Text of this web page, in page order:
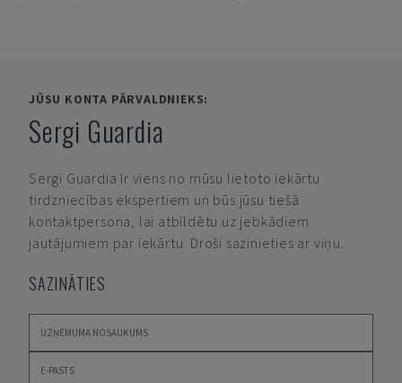
JŪSU KONTA PĀRVALDNIEKS:
Sergi Guardia
Sergi Guardia Ir viens no mūsu lietoto iekārtu
tirdzniecības ekspertiem un būs jūsu tiešā
kontaktpersona, lai atbildētu uz jebkādiem
jautājumiem par iekārtu. Droši sazinieties ar viņu.
SAZINĀTIES